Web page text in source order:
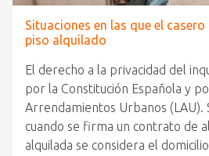
Situaciones en las que el
piso alquilado
El derecho a la privacidad del
por la Constitución Española y
Arrendamientos Urbanos (LAU).
cuando se firma un contrato de
alquilada se considera el